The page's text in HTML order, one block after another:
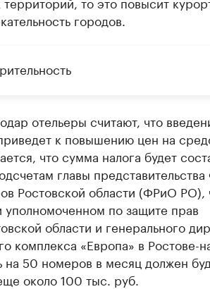
городов.
отельеры считают, что
к повышению цен на
что сумма налога будет
главы
Ростовской области (ФРиО РО),
уполномоченном по защите прав
области и генерального
комплекса «Европа» в Ростове-
50 номеров в месяц должен
около 100 тыс. руб.